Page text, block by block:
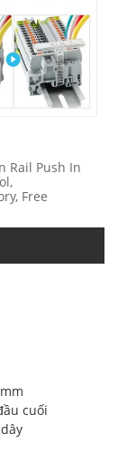
Rail Push In
Free
cuối